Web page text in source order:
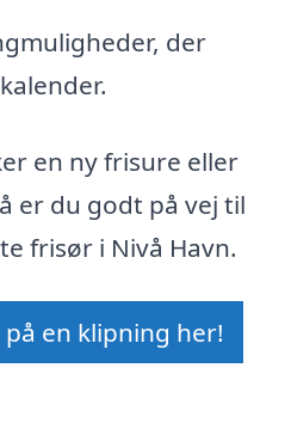
der
en ny frisure eller
er du godt på vej til
frisør i Nivå Havn.
en klipning her!